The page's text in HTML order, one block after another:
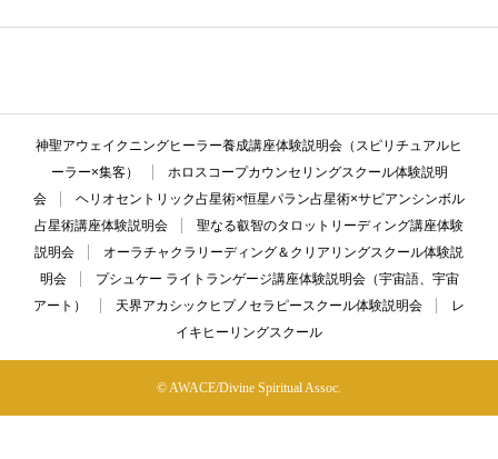
神聖アウェイクニングヒーラー養成講座体験説明会（スピリチュアルヒ
ーラー×集客）
ホロスコープカウンセリングスクール体験説明
会
ヘリオセントリック占星術×恒星パラン占星術×サビアンシンボル
占星術講座体験説明会
聖なる叡智のタロットリーディング講座体験
説明会
オーラチャクラリーディング＆クリアリングスクール体験説
明会
プシュケー ライトランゲージ講座体験説明会（宇宙語、宇宙
アート）
天界アカシックヒプノセラピースクール体験説明会
レ
イキヒーリングスクール
© AWACE/Divine Spiritual Assoc.